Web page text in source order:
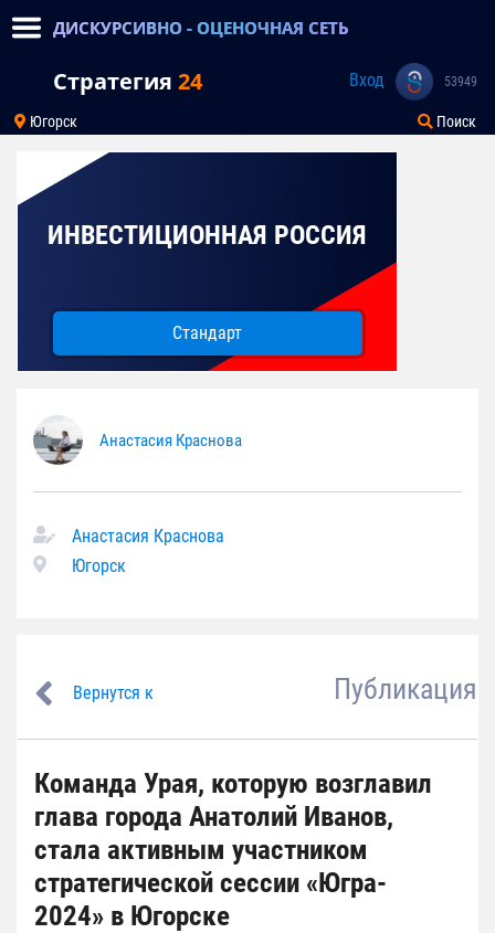
ДИСКУРСИВНО - ОЦЕНОЧНАЯ СЕТЬ
Стратегия 24 Вход 53949
Югорск Поиск
ИНВЕСТИЦИОННАЯ РОССИЯ
Стандарт
Анастасия Краснова
Анастасия Краснова
Югорск
Вернутся к Публикация
Команда Урая, которую возглавил
глава города Анатолий Иванов,
стала активным участником
стратегической сессии «Югра-
2024» в Югорске